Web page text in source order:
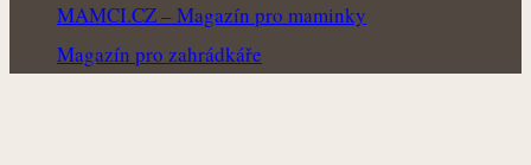
MAMCI.CZ – Magazín pro maminky
Magazín pro zahrádkáře